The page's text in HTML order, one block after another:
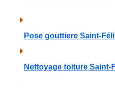
Pose gouttiere Saint-
Nettoyage toiture Saint-